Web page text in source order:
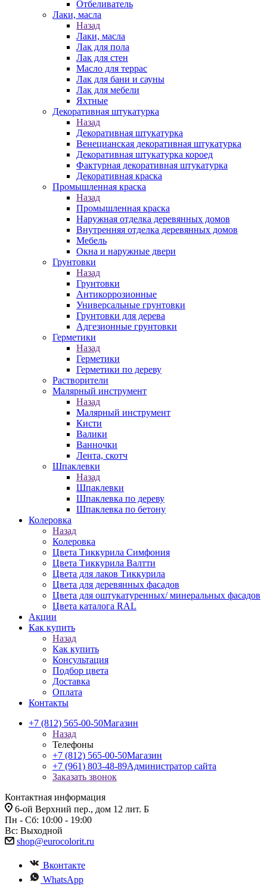
Отбеливатель
Лаки, масла
Назад
Лаки, масла
Лак для пола
Лак для стен
Масло для террас
Лак для бани и сауны
Лак для мебели
Яхтные
Декоративная штукатурка
Назад
Декоративная штукатурка
Венецианская декоративная штукатурка
Декоративная штукатурка короед
Фактурная декоративная штукатурка
Декоративная краска
Промышленная краска
Назад
Промышленная краска
Наружная отделка деревянных домов
Внутренняя отделка деревянных домов
Мебель
Окна и наружные двери
Грунтовки
Назад
Грунтовки
Антикоррозионные
Универсальные грунтовки
Грунтовки для дерева
Адгезионные грунтовки
Герметики
Назад
Герметики
Герметики по дереву
Растворители
Малярный инструмент
Назад
Малярный инструмент
Кисти
Валики
Ванночки
Лента, скотч
Шпаклевки
Назад
Шпаклевки
Шпаклевка по дереву
Шпаклевка по бетону
Колеровка
Назад
Колеровка
Цвета Тиккурила Симфония
Цвета Тиккурила Валтти
Цвета для лаков Тиккурила
Цвета для деревянных фасадов
Цвета для оштукатуренных/ минеральных фасадов
Цвета каталога RAL
Акции
Как купить
Назад
Как купить
Консультация
Подбор цвета
Доставка
Оплата
Контакты
+7 (812) 565-00-50Магазин
Назад
Телефоны
+7 (812) 565-00-50Магазин
+7 (961) 803-48-89Администратор сайта
Заказать звонок
Контактная информация
6-ой Верхний пер., дом 12 лит. Б
Пн - Сб: 10:00 - 19:00
Вс: Выходной
shop@eurocolorit.ru
Вконтакте
WhatsApp